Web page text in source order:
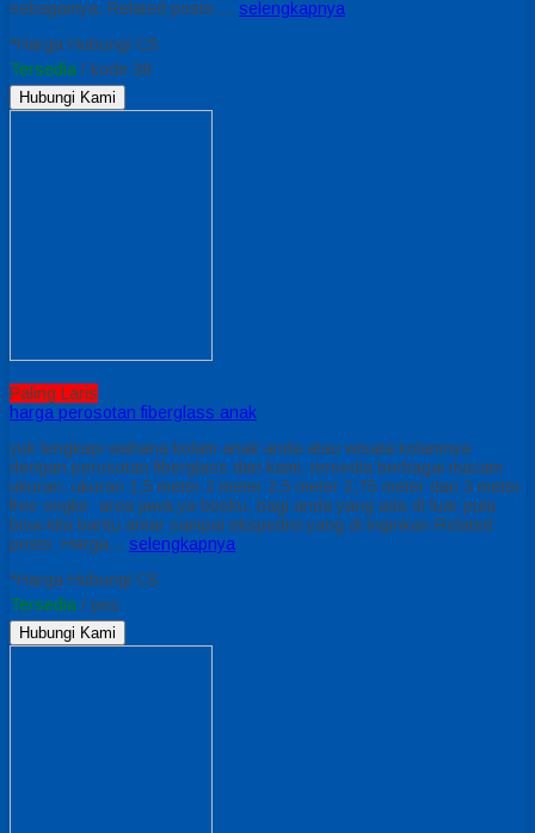
sebagainya. Related posts:… selengkapnya
*Harga Hubungi CS
Tersedia / kode 38
Hubungi Kami
Paling Laris
harga perosotan fiberglass anak
yuk lengkapi wahana kolam anak anda atau wisata kolamnya
dengan perosotan fiberglass dari kami, tersedia berbagai macam
ukuran. ukuran 1,5 meter 2 meter 2,5 meter 2,75 meter dan 3 meter
free ongkir area jawa ya bosku, bagi anda yang ada di luar pula
bisa kita bantu antar sampai ekspedisi yang di inginkan Related
posts: Harga… selengkapnya
*Harga Hubungi CS
Tersedia / pes
Hubungi Kami